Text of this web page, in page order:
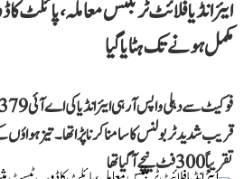
ایئر انڈیا فلائٹ ٹربلنس معاملہ،
مکمل ہونے تک ہٹایا گیا
قریب شدید ٹربولنس کا سامنا کرنا پڑا تھا۔ تیز
تقریباً 300 فٹ نیچے آ گیا تھا